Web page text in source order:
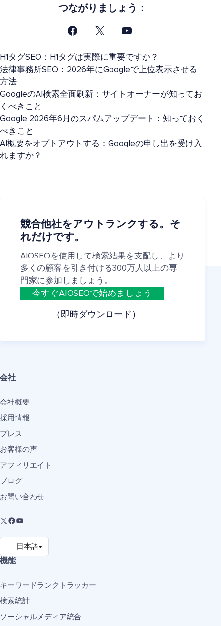
つながりましょう：
H1タグSEO：H1タグは実際に重要ですか？
法律事務所SEO：2026年にGoogleで上位表示させる
方法
GoogleのAI検索全面刷新：サイトオーナーが知ってお
くべきこと
Google 2026年6月のスパムアップデート：知っておく
べきこと
AI概要をオプトアウトする：Googleの申し出を受け入
れますか？
競合他社をアウトランクする。そ
れだけです。
AIOSEOを使用して検索結果を支配し、より
多くの顧客を引き付ける300万人以上の専
門家に参加しましょう。
今すぐAIOSEOで始めましょう
（即時ダウンロード）
会社
会社概要
採用情報
プレス
お客様の声
アフィリエイト
ブログ
お問い合わせ
機能
キーワードランクトラッカー
検索統計
ソーシャルメディア統合